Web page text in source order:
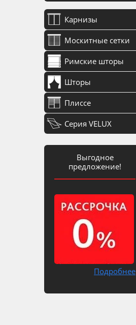
Карнизы
Москитные сетки
Римские шторы
Шторы
Плиссе
Серия VELUX
Выгодное
предложение!
Подробнее